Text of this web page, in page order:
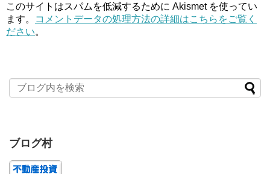
このサイトはスパムを低減するために Akismet を使ってい
ます。
コメントデータの処理方法の詳細はこちらをご覧く
ださい。
ブログ村